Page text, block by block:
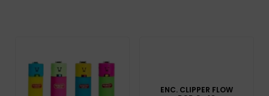
ENC. CLIPPER FLOW